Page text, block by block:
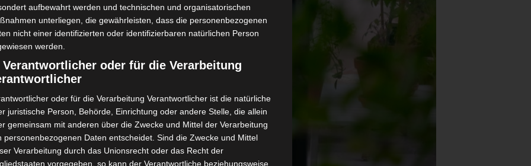
aufbewahrt werden und technischen und organisatorischen
unterliegen, die gewährleisten, dass die personenbezogenen
nicht einer identifizierten oder identifizierbaren natürlichen Person
werden.
Verantwortlicher oder für die Verarbeitung
oder für die Verarbeitung Verantwortlicher ist die natürliche
juristische Person, Behörde, Einrichtung oder andere Stelle, die allein
gemeinsam mit anderen über die Zwecke und Mittel der Verarbeitung
personenbezogenen Daten entscheidet. Sind die Zwecke und Mittel
Verarbeitung durch das Unionsrecht oder das Recht der
vorgegeben, so kann der Verantwortliche beziehungsweise